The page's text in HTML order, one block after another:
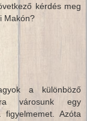
kérdés meg
Makón?
a különböző
városunk egy
Azóta